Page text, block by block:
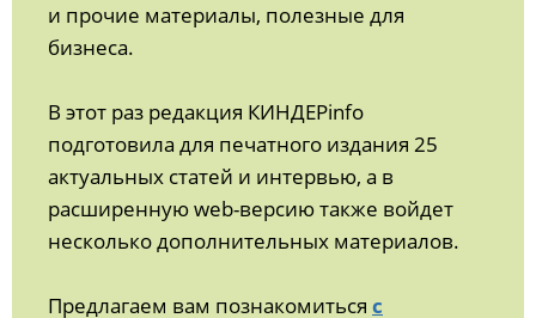
и прочие материалы, полезные для
бизнеса.
В этот раз редакция КИНДЕРinfo
подготовила для печатного издания 25
актуальных статей и интервью, а в
расширенную web-версию также войдет
несколько дополнительных материалов.
Предлагаем вам познакомиться с